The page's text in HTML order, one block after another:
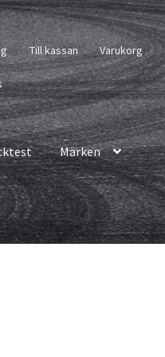
Till kassan Varukorg
Märken